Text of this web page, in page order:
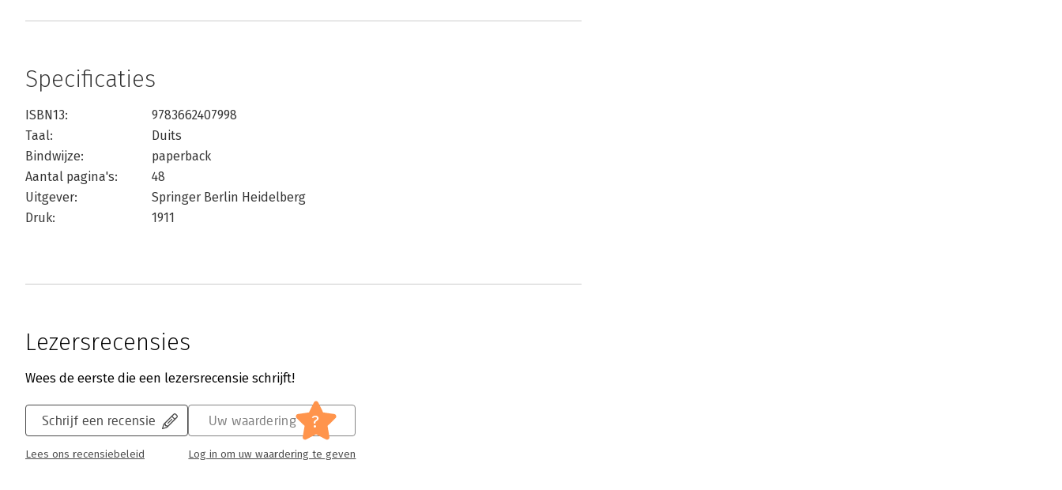
Specificaties
ISBN13:
9783662407998
Taal:
Duits
Bindwijze:
paperback
Aantal pagina's:
48
Uitgever:
Springer Berlin Heidelberg
Druk:
1911
Lezersrecensies
Wees de eerste die een lezersrecensie schrijft!
Schrijf een recensie
Lees ons recensiebeleid
Uw waardering ?
Log in om uw waardering te geven